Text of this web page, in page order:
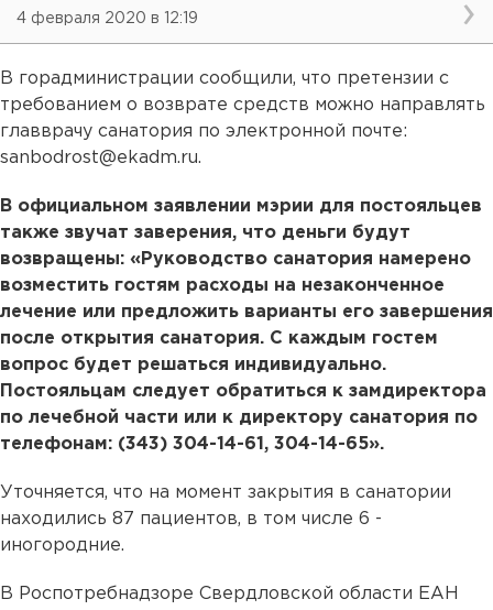
4 февраля 2020 в 12:19
В горадминистрации сообщили, что претензии с
требованием о возврате средств можно направлять
главврачу санатория по электронной почте:
sanbodrost@ekadm.ru.
В официальном заявлении мэрии для постояльцев
также звучат заверения, что деньги будут
возвращены: «Руководство санатория намерено
возместить гостям расходы на незаконченное
лечение или предложить варианты его завершения
после открытия санатория. С каждым гостем
вопрос будет решаться индивидуально.
Постояльцам следует обратиться к замдиректора
по лечебной части или к директору санатория по
телефонам: (343) 304-14-61, 304-14-65».
Уточняется, что на момент закрытия в санатории
находились 87 пациентов, в том числе 6 -
иногородние.
В Роспотребнадзоре Свердловской области ЕАН